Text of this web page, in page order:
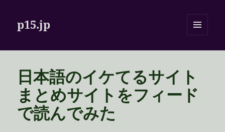
p15.jp
ーとウ
日本語のイケてるサイト
まとめサイトをフィード
で読んでみた